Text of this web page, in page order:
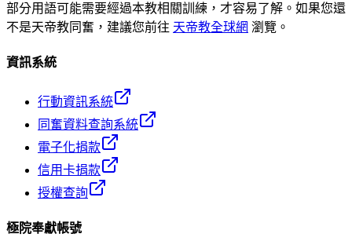
部分用語可能需要經過本教相關訓練，才容易了解。如果您還
不是天帝教同奮，建議您前往 天帝教全球網 瀏覽。
資訊系統
行動資訊系統
同奮資料查詢系統
電子化捐款
信用卡捐款
授權查詢
極院奉獻帳號